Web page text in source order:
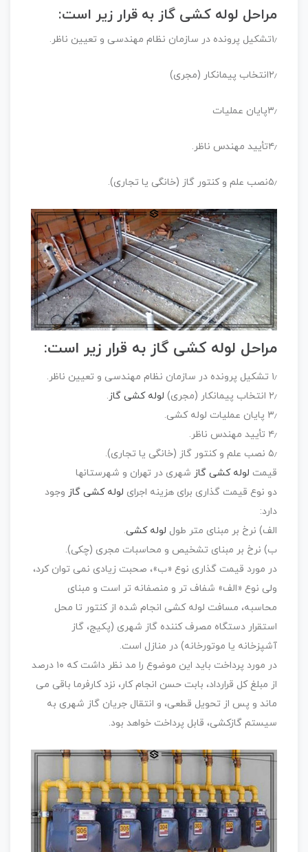
مراحل لوله کشی گاز به قرار زیر است:
۱٫تشکیل پرونده در سازمان نظام مهندسی و تعیین ناظر.
۲٫انتخاب پیمانکار (مجری)
۳٫پایان عملیات
۴٫تأیید مهندس ناظر.
۵٫نصب علم و کنتور گاز (خانگی یا تجاری).
مراحل لوله کشی گاز به قرار زیر است:
۱٫ تشکیل پرونده در سازمان نظام مهندسی و تعیین ناظر.
۲٫ انتخاب پیمانکار (مجری)
لوله کشی گاز.
۳٫ پایان عملیات لوله کشی.
۴٫ تأیید مهندس ناظر.
۵٫ نصب علم و کنتور گاز (خانگی یا تجاری).
قیمت لوله کشی گاز شهری در تهران و شهرستانها
دو نوع قیمت گذاری برای هزینه اجرای لوله کشی گاز وجود
دارد:
الف) نرخ بر مبنای متر طول لوله کشی.
ب) نرخ بر مبنای تشخیص و محاسبات مجری (چکی).
در مورد قیمت گذاری نوع «ب»، صحبت زیادی نمی توان کرد،
ولی نوع «الف» شفاف تر و منصفانه تر است و مبنای
محاسبه، مسافت لوله کشی انجام شده از کنتور تا محل
استقرار دستگاه مصرف کننده گاز شهری (پکیج، گاز
آشپزخانه یا موتورخانه) در منازل است.
در مورد پرداخت باید این موضوع را مد نظر داشت که ۱۰ درصد
از مبلغ کل قرارداد، بابت حسن انجام کار، نزد کارفرما باقی می
ماند و پس از تحویل قطعی، و انتقال جریان گاز شهری به
سیستم گازکشی، قابل پرداخت خواهد بود.